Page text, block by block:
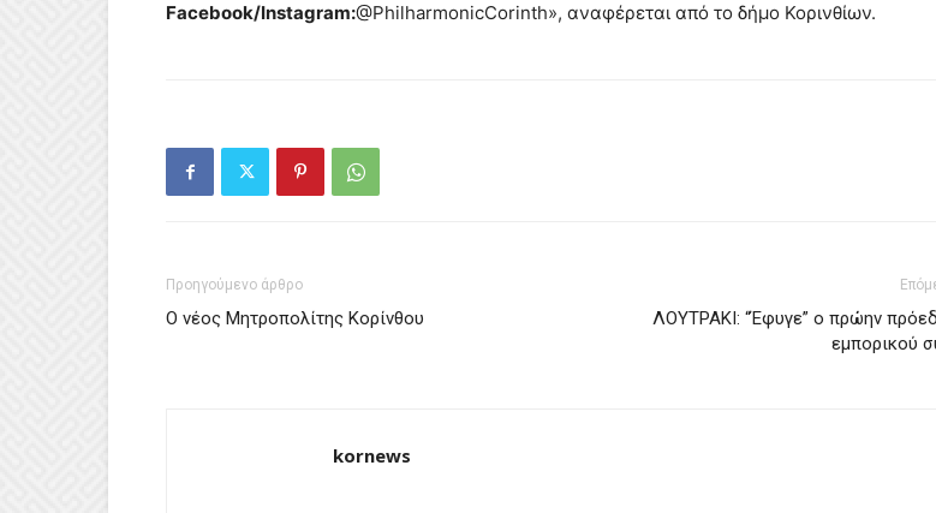
Facebook/Instagram:@PhilharmonicCorinth», αναφέρεται από το δήμο Κορινθίων.
Προηγούμενο άρθρο
Ο νέος Μητροπολίτης Κορίνθου
ΛΟΥΤΡΑΚΙ: “Έφυγε” ο πρώην
εμπορικού
kornews